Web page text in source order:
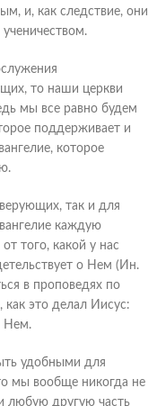
и, как следствие, они
то наши церкви
мы все равно будем
поддерживает и
которое
так и для
каждую
того, какой у нас
о Нем (Ин.
в проповедях по
как это делал Иисус:
Нем.
удобными для
мы вообще никогда не
любую другую часть